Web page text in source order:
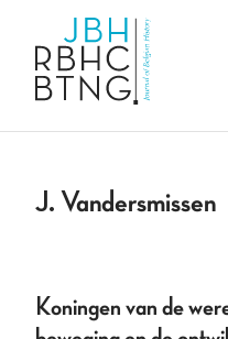
J. Vandersmissen
Koningen van de